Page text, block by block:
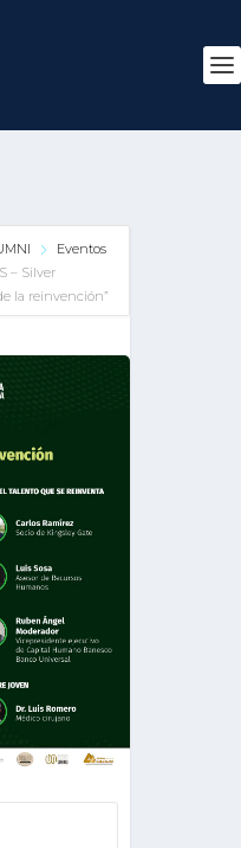
Eventos
– Silver
la reinvención”